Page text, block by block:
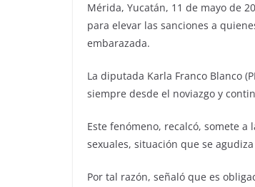
Mérida, Yucatán, 11 de mayo de
para elevar las sanciones a
embarazada.
La diputada Karla Franco Blanco
siempre desde el noviazgo y
Este fenómeno, recalcó, somete
sexuales, situación que se
Por tal razón, señaló que es